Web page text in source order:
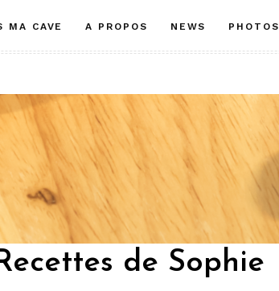
MA CAVE A PROPOS NEWS PHOTOS
de Sophie